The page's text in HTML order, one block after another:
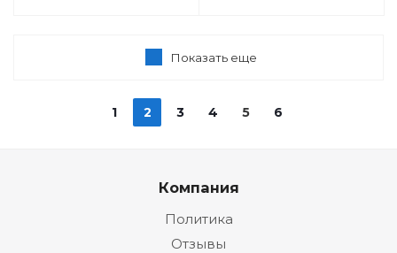
Показать еще
1 2 3 4 5 6
Компания
Политика
Отзывы